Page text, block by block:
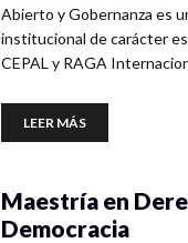
Abierto y Gobernanza es
institucional de carácter
CEPAL y RAGA
LEER MÁS
Maestría en
Democracia